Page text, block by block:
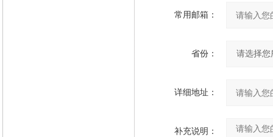
常用邮箱：
省份：
详细地址：
补充说明：